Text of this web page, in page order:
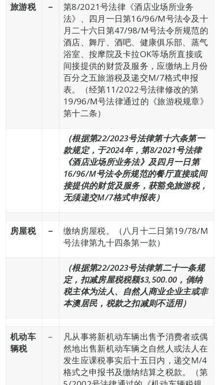
旅游税 －
第8/2021号法律《酒店业场所业务
法》、四月一日第16/96/M号法令及十
月二十六日第47/98/M号法令所规范的
酒店、舞厅、酒吧、健康俱乐部、蒸气
浴室、按摩院及卡拉OK等场所直接或
间接提供的财货及服务，应缴纳上月份
百分之五旅游税及递交M/7格式申报
表。（经第11/2022号法律修改的第
19/96/M号法律通过的《旅游税规章》
第十二条）
（根据第22/2023号法律第十六条第一
款规定，于2024年，第8/2021号法律
《酒店业场所业务法》及四月一日第
16/96/M号法令所规范的餐厅直接或间
接提供的财货及服务，获豁免旅游税，
无须递交M/7格式申报表）
房屋税 －
缴纳房屋税。（八月十二日第19/78/M
号法律第九十四条第一款）
（根据第22/2023号法律第二十一条规
定，扣减房屋税税额$3,500.00 ，倘纳
税主体为法人、自然人商业企业主或非
本澳居民，税款之扣减则不适用）
机动车
辆税
－
凡从事将新机动车辆出售予消费者或偶
然地出售新机动车辆之自然人或法人在
发生应课税事实后十五日内，递交M/4
格式之申报书及缴纳结算之税款。（第